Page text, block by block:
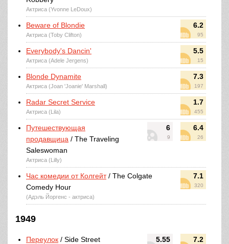
Актриса (Yvonne LeDoux)
6.2
95
Beware of Blondie
Актриса (Toby Clifton)
5.5
15
Everybody's Dancin'
Актриса (Adele Jergens)
7.3
197
Blonde Dynamite
Актриса (Joan 'Joanie' Marshall)
1.7
455
Radar Secret Service
Актриса (Lila)
6
9
6.4
26
Путешествующая
продавщица / The Traveling
Saleswoman
Актриса (Lilly)
7.1
320
Час комедии от Колгейт/ The Colgate
Comedy Hour
(Адэль Йоргенс - актриса)
1949
5.55 7.2
Переулок / Side Street